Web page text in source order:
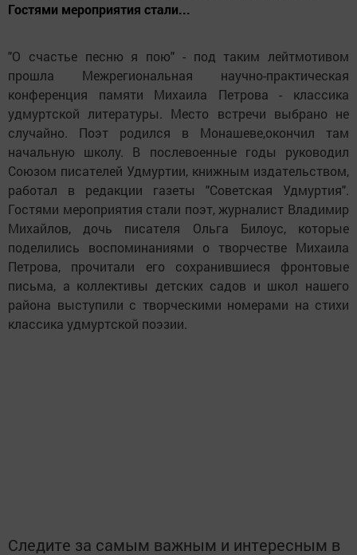
Гостями мероприятия стали...
"О счастье песню я пою" - под таким лейтмотивом
прошла Межрегиональная научно-практическая
конференция памяти Михаила Петрова - классика
удмуртской литературы. Место встречи выбрано не
случайно. Поэт родился в Монашеве,окончил там
начальную школу. В послевоенные годы руководил
Союзом писателей Удмуртии, книжным издательством,
работал в редакции газеты "Советская Удмуртия".
Гостями мероприятия стали поэт, журналист Владимир
Михайлов, дочь писателя Ольга Билоус, которые
поделились воспоминаниями о творчестве Михаила
Петрова, прочитали его сохранившиеся фронтовые
письма, а коллективы детских садов и школ нашего
района выступили с творческими номерами на стихи
классика удмуртской поэзии.
Следите за самым важным и интересным в